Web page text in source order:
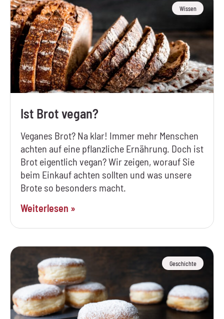
Wissen
Ist Brot vegan?
Veganes Brot? Na klar! Immer mehr Menschen
achten auf eine pflanzliche Ernährung. Doch ist
Brot eigentlich vegan? Wir zeigen, worauf Sie
beim Einkauf achten sollten und was unsere
Brote so besonders macht.
Weiterlesen »
Geschichte